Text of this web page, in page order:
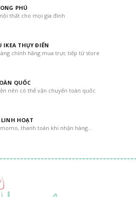
PHÚ
thất cho mọi gia đình
IKEA THỤY ĐIỂN
chính hãng mua trực tiếp từ store
QUỐC
nên có thể vận chuyển toàn quốc
HOẠT
thanh toán khi nhận hàng...